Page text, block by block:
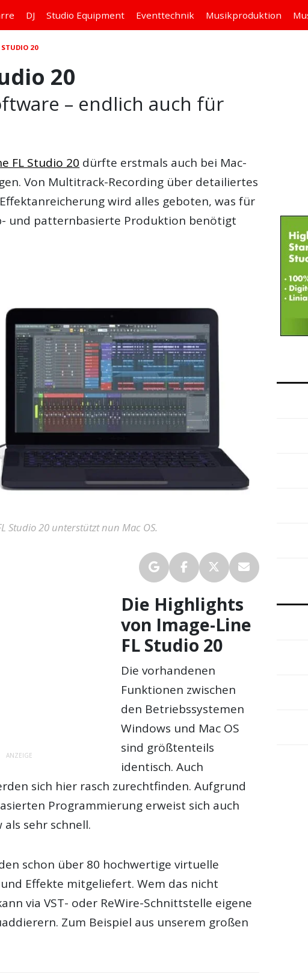
DJ Studio Equipment Eventtechnik Musikproduktion
STUDIO 20
20
– endlich auch für
FL Studio 20 dürfte erstmals auch bei Mac-
Von Multitrack-Recording über detailiertes
wird alles geboten, was für
und patternbasierte Produktion benötigt
Studio 20 unterstützt nun Mac OS.
ANZEIGE
Die Highlights
von Image-Line
FL Studio 20
Die vorhandenen
Funktionen zwischen
den Betriebssystemen
Windows und Mac OS
sind größtenteils
identisch. Auch
sich hier rasch zurechtfinden. Aufgrund
Programmierung erweist sich auch
sehr schnell.
schon über 80 hochwertige virtuelle
und Effekte mitgeliefert. Wem das nicht
via VST- oder ReWire-Schnittstelle eigene
Zum Beispiel aus unserem großen